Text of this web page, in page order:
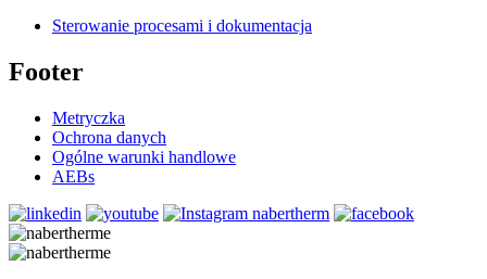
Sterowanie procesami i dokumentacja
Footer
Metryczka
Ochrona danych
Ogólne warunki handlowe
AEBs